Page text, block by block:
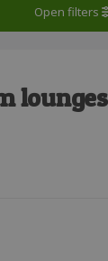
Open filters